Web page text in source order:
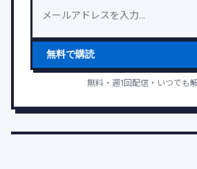
無料で購読
無料・週1回配信・いつでも